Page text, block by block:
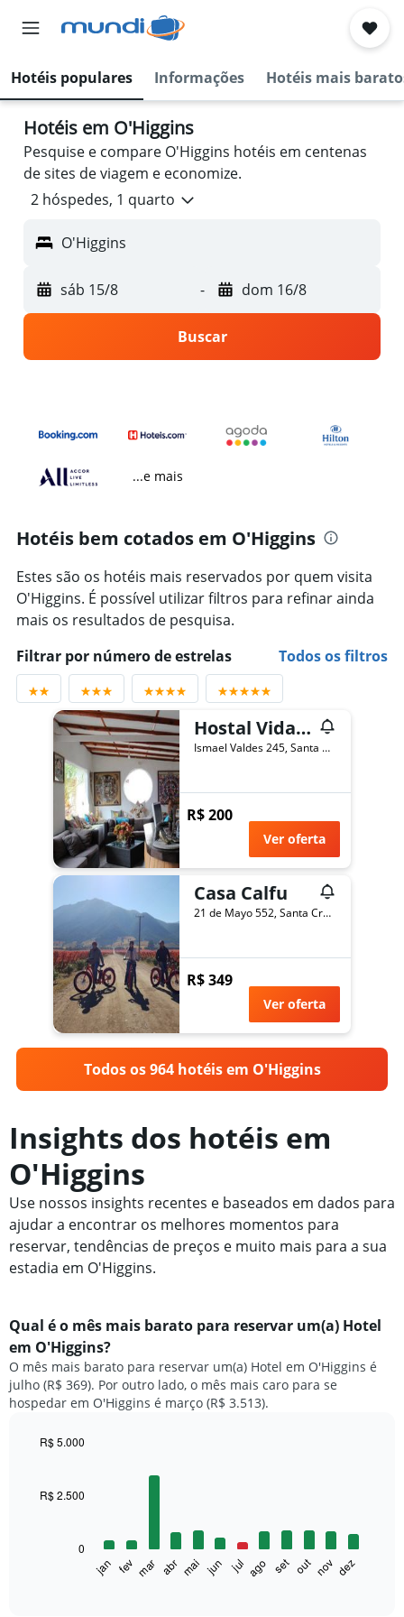
Hotéis populares Informações Hotéis mais
Hotéis em O'Higgins
Pesquise e compare O'Higgins hotéis em centenas
de sites de viagem e economize.
2 hóspedes, 1 quarto
O'Higgins
sáb 15/8 - dom 16/8
Buscar
...e mais
Hotéis bem cotados em O'Higgins
Estes são os hotéis mais reservados por quem visita
O'Higgins. É possível utilizar filtros para refinar ainda
mais os resultados de pesquisa.
Filtrar por número de estrelas
Todos os filtros
Hostal Vida 2000
Ismael Valdes 245, Santa Cruz, Chile
R$ 200
Ver oferta
Casa Calfu
21 de Mayo 552, Santa Cruz, Chile
R$ 349
Ver oferta
Todos os 964 hotéis em O'Higgins
Insights dos hotéis em
O'Higgins
Use nossos insights recentes e baseados em dados para
ajudar a encontrar os melhores momentos para
reservar, tendências de preços e muito mais para a sua
estadia em O'Higgins.
Qual é o mês mais barato para reservar um(a) Hotel
em O'Higgins?
O mês mais barato para reservar um(a) Hotel em O'Higgins é
julho (R$ 369). Por outro lado, o mês mais caro para se
hospedar em O'Higgins é março (R$ 3.513).
with
12
jan fev mar abr mai jun jul ago set out nov dez
0
R$ 2.500
R$ 5.000